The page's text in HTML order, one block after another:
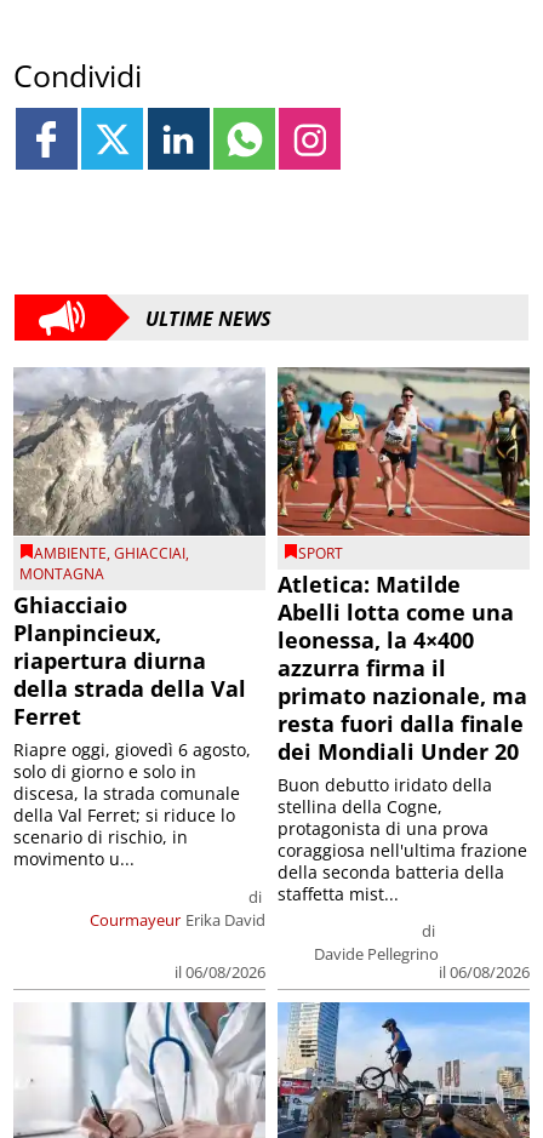
Condividi
ULTIME NEWS
AMBIENTE,GHIACCIAI,
MONTAGNA
Ghiacciaio
Planpincieux,
riapertura diurna
della strada della Val
Ferret
Courmayeur
di
Erika David
il 06/08/2026
Riapre oggi, giovedì 6 agosto,
solo di giorno e solo in
discesa, la strada comunale
della Val Ferret; si riduce lo
scenario di rischio, in
movimento u...
SPORT
Atletica: Matilde
Abelli lotta come una
leonessa, la 4×400
azzurra firma il
primato nazionale, ma
resta fuori dalla finale
dei Mondiali Under 20
di
Davide Pellegrino
il 06/08/2026
Buon debutto iridato della
stellina della Cogne,
protagonista di una prova
coraggiosa nell'ultima frazione
della seconda batteria della
staffetta mist...